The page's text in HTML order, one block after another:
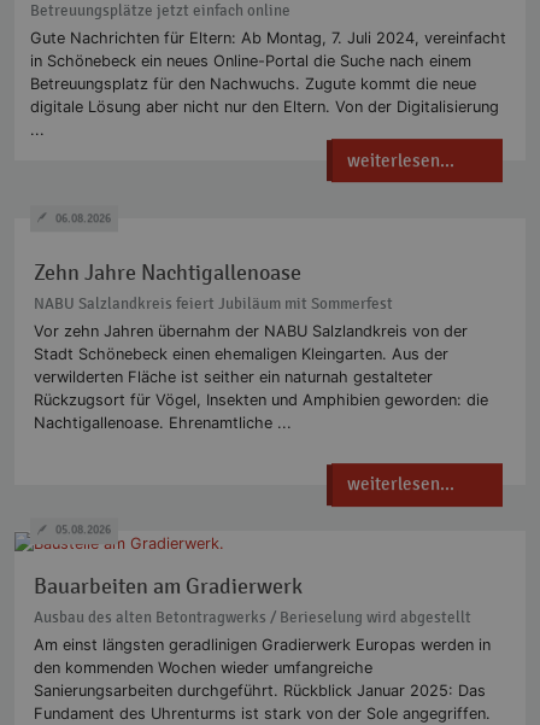
Betreuungsplätze jetzt einfach online
Gute Nachrichten für Eltern: Ab Montag, 7. Juli 2024, vereinfacht
in Schönebeck ein neues Online-Portal die Suche nach einem
Betreuungsplatz für den Nachwuchs. Zugute kommt die neue
digitale Lösung aber nicht nur den Eltern. Von der Digitalisierung
...
weiterlesen...
Zehn Jahre Nachtigallenoase
NABU Salzlandkreis feiert Jubiläum mit Sommerfest
Vor zehn Jahren übernahm der NABU Salzlandkreis von der
Stadt Schönebeck einen ehemaligen Kleingarten. Aus der
verwilderten Fläche ist seither ein naturnah gestalteter
Rückzugsort für Vögel, Insekten und Amphibien geworden: die
Nachtigallenoase. Ehrenamtliche ...
weiterlesen...
06.08.2026
Bauarbeiten am Gradierwerk
Ausbau des alten Betontragwerks / Berieselung wird abgestellt
Am einst längsten geradlinigen Gradierwerk Europas werden in
den kommenden Wochen wieder umfangreiche
Sanierungsarbeiten durchgeführt. Rückblick Januar 2025: Das
Fundament des Uhrenturms ist stark von der Sole angegriffen.
05.08.2026